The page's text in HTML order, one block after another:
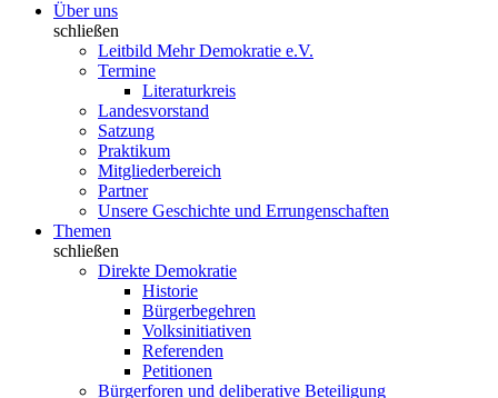
Über uns
schließen
Leitbild Mehr Demokratie e.V.
Termine
Literaturkreis
Landesvorstand
Satzung
Praktikum
Mitgliederbereich
Partner
Unsere Geschichte und Errungenschaften
Themen
schließen
Direkte Demokratie
Historie
Bürgerbegehren
Volksinitiativen
Referenden
Petitionen
Bürgerforen und deliberative Beteiligung